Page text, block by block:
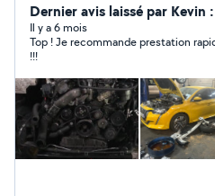
Dernier avis laissé par Kevin
Il y a 6 mois
Top ! Je recommande prestation
!!!